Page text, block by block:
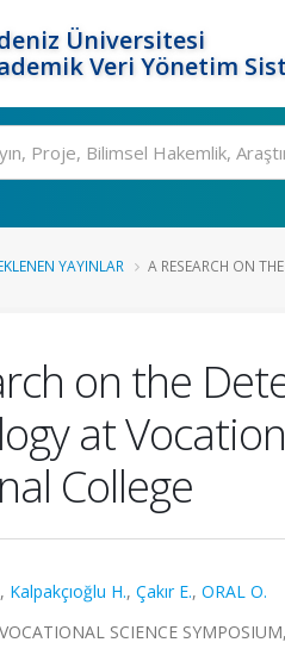
Üniversitesi
Veri Yönetim
YAYINLAR A RESEARCH ON
on the
at
College
, Kalpakçıoğlu H., Çakır E., ORAL O.
SCIENCE